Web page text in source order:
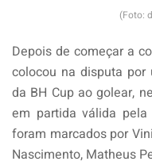
(Foto:
Depois de começar a
colocou na disputa
da BH Cup ao golear,
em partida válida
foram marcados por
Nascimento, Matheus